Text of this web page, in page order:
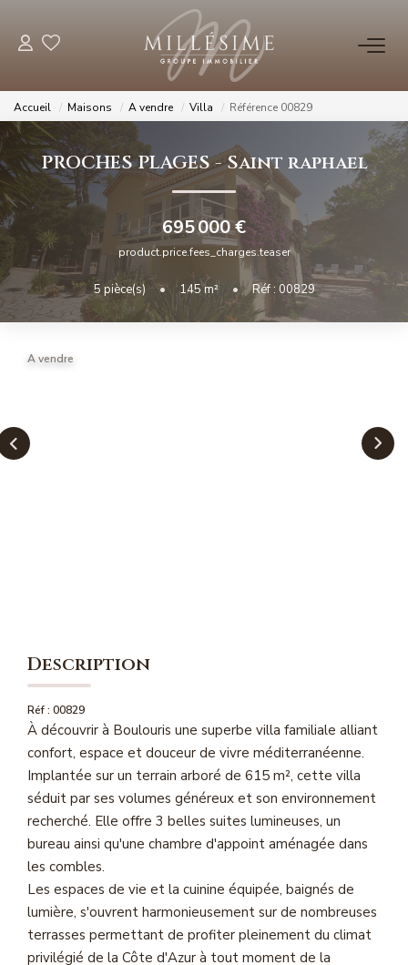
NOS OFFRES
Nos Biens Vendus
NOS AGENCES
Nos Agences
Nos Équipes
Millésimme Immobilier N°10
Millésimme Immobilier N°11
Magasine Vendu Boulouris
Magasine Vendu St-Raphaël/Fréjus
CONTACT
Accueil Maisons A vendre Villa Référence 00829
PROCHES PLAGES-Saint raphael
695 000 €
product.price.fees_charges.teaser
5 pièce(s) • 145m² • Réf : 00829
A vendre
Description
Réf : 00829
À découvrir à Boulouris une superbe villa familiale alliant
confort, espace et douceur de vivre méditerranéenne.
Implantée sur un terrain arboré de 615 m², cette villa
séduit par ses volumes généreux et son environnement
recherché. Elle offre 3 belles suites lumineuses, un
bureau ainsi qu'une chambre d'appoint aménagée dans
les combles.
Les espaces de vie et la cuinine équipée, baignés de
lumière, s'ouvrent harmonieusement sur de nombreuses
terrasses permettant de profiter pleinement du climat
privilégié de la Côte d'Azur à tout moment de la